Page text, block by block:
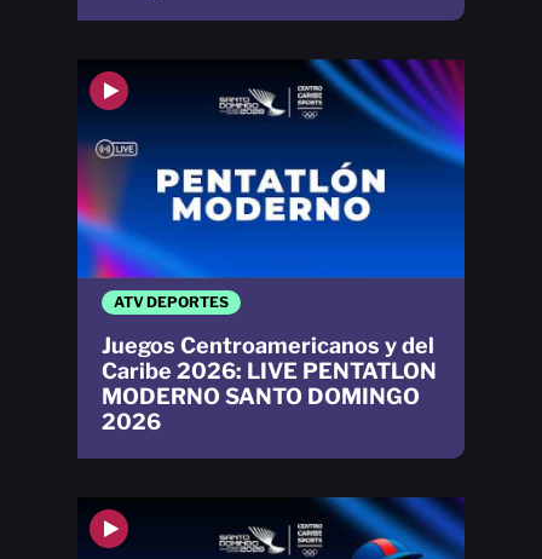
ATV DEPORTES
Juegos Centroamericanos y del
Caribe 2026: LIVE PENTATLON
MODERNO SANTO DOMINGO
2026